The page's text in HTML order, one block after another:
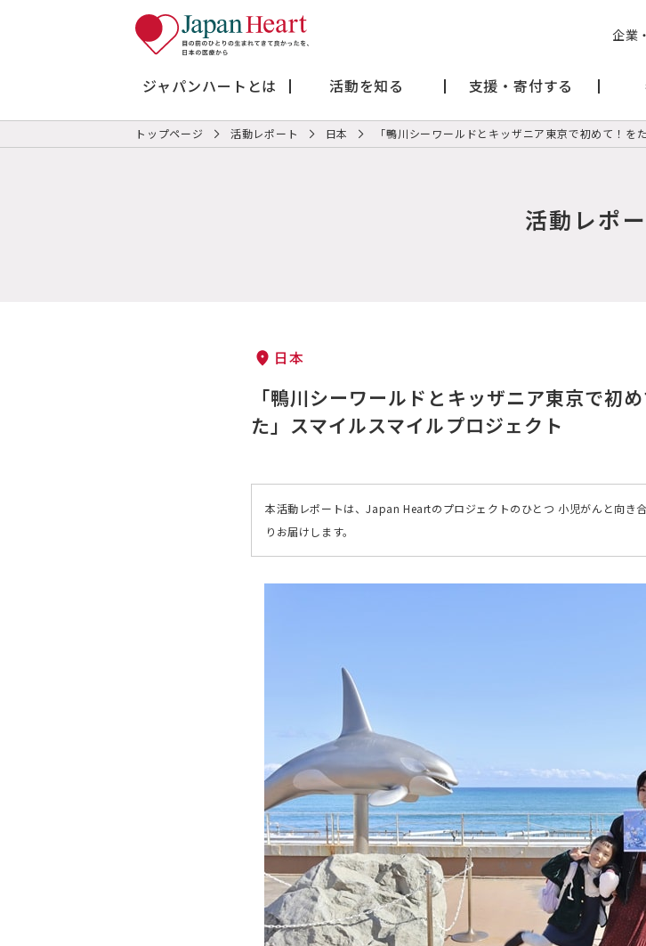
企業
ジャパンハートとは 活動を知る 支援・寄付する
トップページ 活動レポート 日本 「鴨川シーワールドとキッザニア東京で初めて！
活動レポ
日本
「鴨川シーワールドとキッザニア東京で初
た」スマイルスマイルプロジェクト
本活動レポートは、Japan Heartのプロジェクトのひとつ 小児がんと向き
りお届けします。